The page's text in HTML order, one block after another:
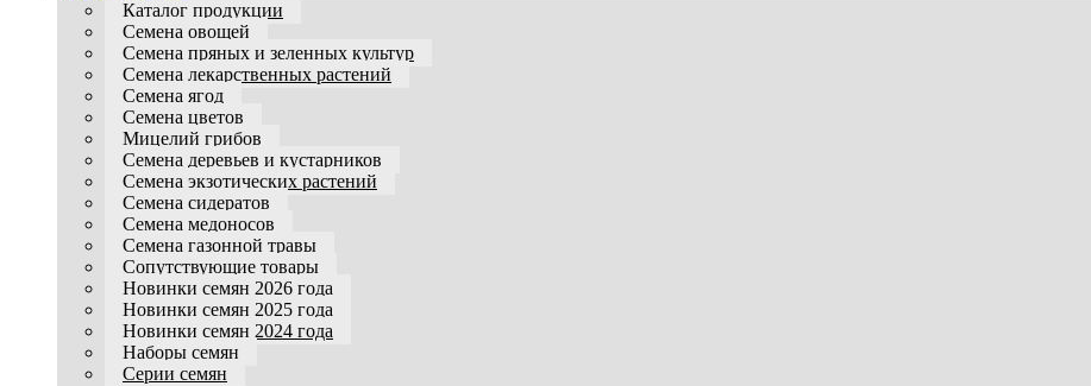
Каталог продукции
Семена овощей
Семена пряных и зеленных культур
Семена лекарственных растений
Семена ягод
Семена цветов
Мицелий грибов
Семена деревьев и кустарников
Семена экзотических растений
Семена сидератов
Семена медоносов
Семена газонной травы
Сопутствующие товары
Новинки семян 2026 года
Новинки семян 2025 года
Новинки семян 2024 года
Наборы семян
Серии семян